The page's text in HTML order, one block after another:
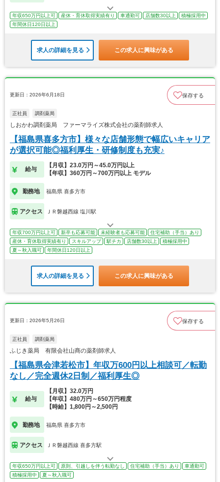
年収650万円以上可 産休・育休取得実績有り 車通勤可 店舗数30以上
積極採用中
年間休日120日以上
求人の詳細を見る この求人に興味がある
更新日：2026年6月18日 保存する
正社員 調剤薬局
しおかわ調剤薬局 ファーマライズ株式会社の薬剤師求人
【福島県喜多方市】様々な店舗形態で幅広いキャリア
が選択可能◎福利厚生・研修制度も充実♪
給与
【月収】23.0万円～45.0万円以上
【年収】360万円～700万円以上 モデル
勤務地 福島県 喜多方市
アクセス ＪＲ磐越西線 塩川駅
年収700万円以上可 新卒も応募可能 未経験者も応募可能
住宅補助（手当）あり
産休・育休取得実績有り
スキルアップ 駅チカ 店舗数30以上
積極採用中
夏～秋入職可
年間休日120日以上
求人の詳細を見る この求人に興味がある
更新日：2026年5月26日 保存する
正社員 調剤薬局
ふじき薬局 有限会社山商の薬剤師求人
【福島県会津若松市】年収万600円以上相談可／転勤
なし／完全週休2日制／福利厚生◎
給与
【月収】32.0万円
【年収】480万円～650万円程度
【時給】1,800円～2,500円
勤務地 福島県 喜多方市
アクセス ＪＲ磐越西線 喜多方駅
年収650万円以上可 原則、引越しを伴う転勤なし 住宅補助（手当）あり
車通勤可
積極採用中
夏～秋入職可